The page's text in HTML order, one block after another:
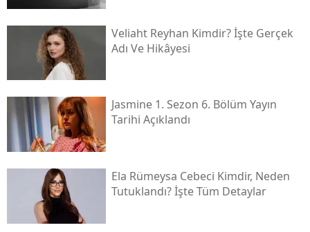
Veliaht Reyhan Kimdir? İşte Gerçek
Adı Ve Hikâyesi
Jasmine 1. Sezon 6. Bölüm Yayın
Tarihi Açıklandı
Ela Rümeysa Cebeci Kimdir, Neden
Tutuklandı? İşte Tüm Detaylar